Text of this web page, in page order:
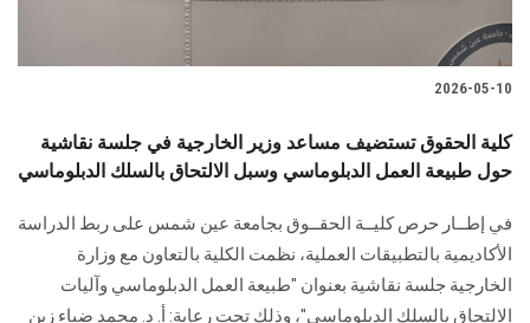
2026-05-10
كلية الحقوق تستضيف مساعد وزير الخارجية في جلسة نقاشية
حول طبيعة العمل الدبلوماسي وسبل الالتحاق بالسلك الدبلوماسي
في إطــار حرص كليــة الحقــوق بجامعة عين شمس على ربط الدراسة
الأكاديمية بالتطبيقات العملية، نظمت الكلية بالتعاون مع وزارة
الخارجية جلسة نقاشية بعنوان "طبيعة العمل الدبلوماسي وآليات
الالتحاق بالسلك الدبلوماسي"، وذلك تحت رعاية: أ. د. محمد ضياء زين